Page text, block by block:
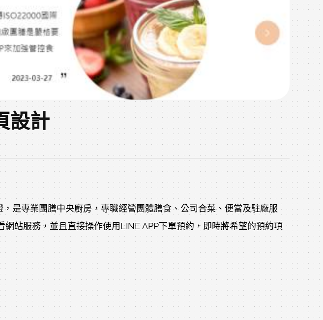
設計
是專業團膳中央廚房，專職經營團體膳食、公司合菜、便當及駐廠服
站服務，並且直接操作使用LINE APP下單預約，即時將希望的預約項